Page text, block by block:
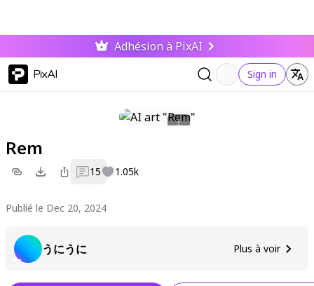
Adhésion à PixAI
PixAI Sign in
Rem
15 1.05k
Publié le Dec 20, 2024
うにうに Plus à voir